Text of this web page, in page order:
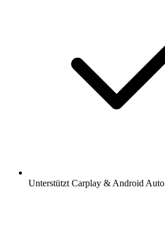
Unterstützt Carplay & Android Auto